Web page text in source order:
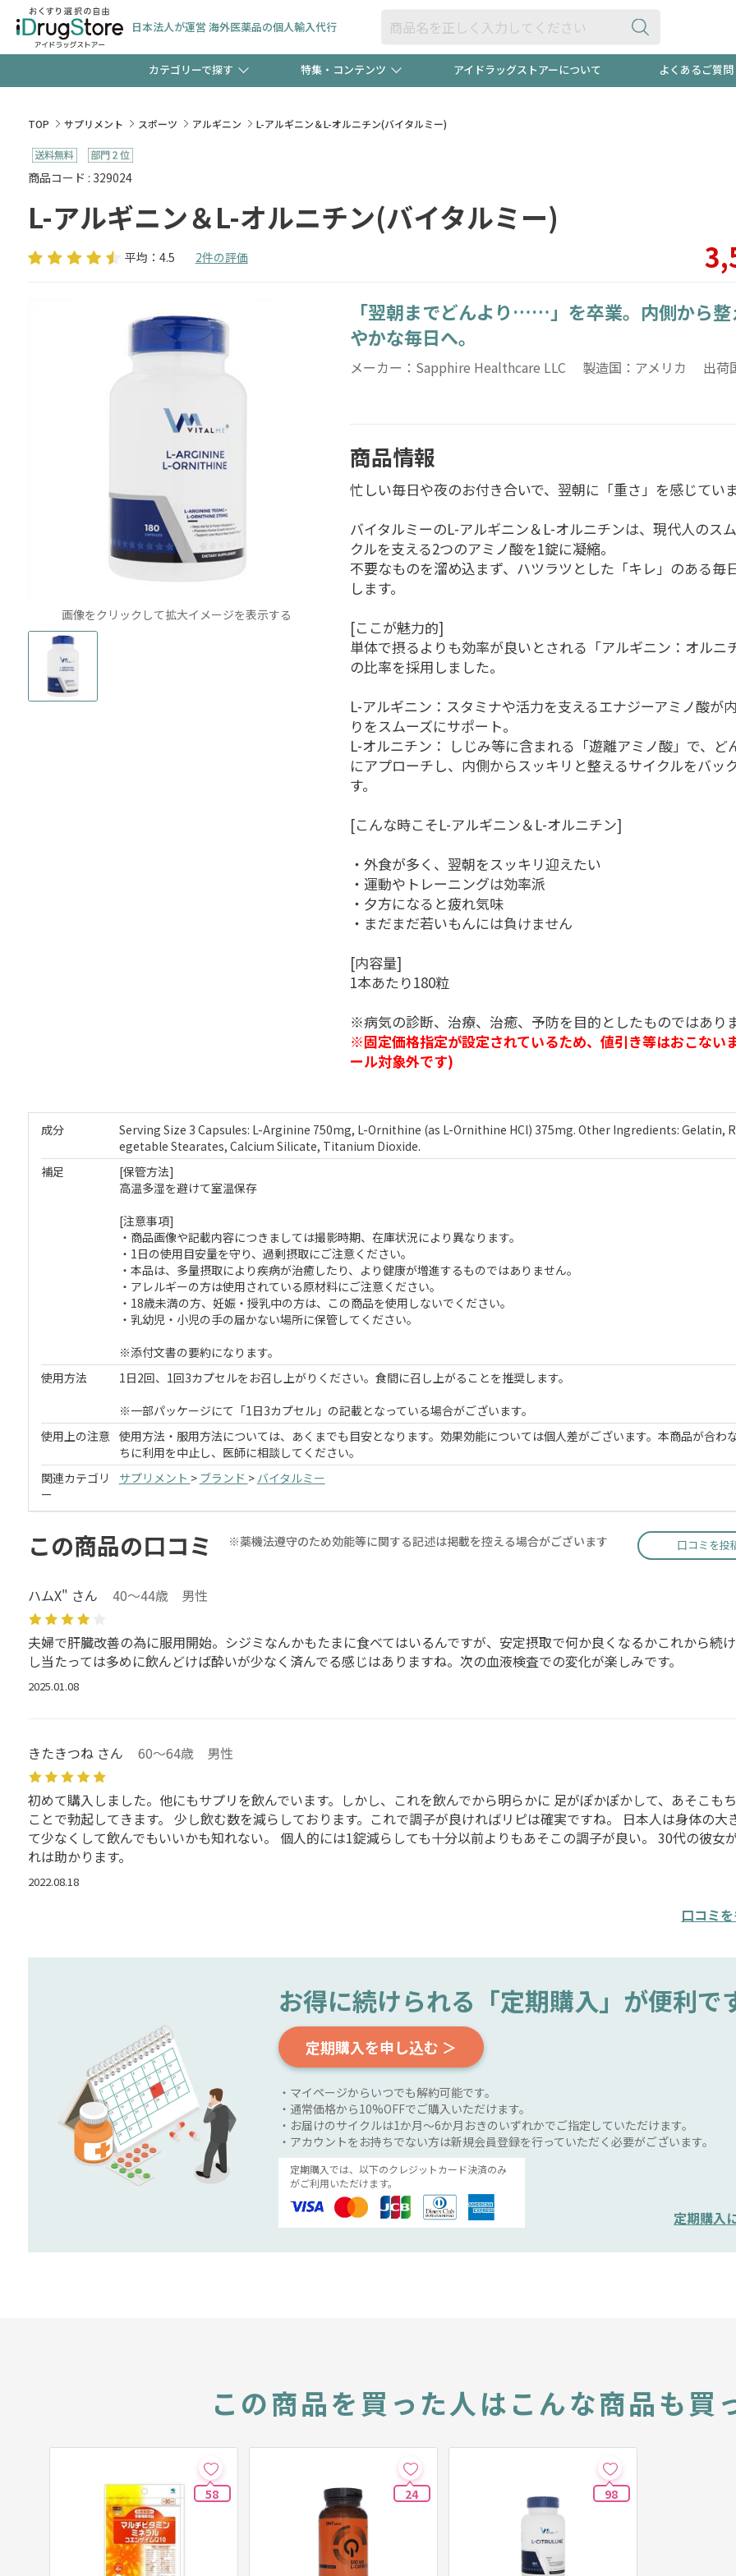
日本法人が運営 海外医薬品の個人輸入代行
カテゴリーで探す
検査キット ペット用品 オトナ向け
特集・コンテンツ
【早割】お得なクーポン"3種類"出現中！今月のスト
極冷メ
新規登録で！今すぐ使えるクーポンプレゼント中！！ 当店ス
友だち大募集！限定クーポンも不定期配信 今売れ
アイドラッグストアーについて よくあるご質問
TOP サプリメント スポーツ アルギニン L-アルギニン＆L-オルニチン(バイタルミー)
商品コード : 329024
L-アルギニン＆L-オルニチン(バイタルミー)
平均：4.5 2件の評価
画像をクリックして拡大イメージを表示する
「翌朝までどんより……」を卒業。内側から整
やかな毎日へ。
メーカー：Sapphire Healthcare LLC 製造国：アメリカ 出荷
商品情報
忙しい毎日や夜のお付き合いで、翌朝に「重さ」を感じてい
バイタルミーのL-アルギニン＆L-オルニチンは、現代人のス
クルを支える2つのアミノ酸を1錠に凝縮。
不要なものを溜め込まず、ハツラツとした「キレ」のある毎
します。
[ここが魅力的]
単体で摂るよりも効率が良いとされる「アルギニン：オルニ
の比率を採用しました。
L-アルギニン：スタミナや活力を支えるエナジーアミノ酸が
りをスムーズにサポート。
L-オルニチン： しじみ等に含まれる「遊離アミノ酸」で、ど
にアプローチし、内側からスッキリと整えるサイクルをバッ
す。
[こんな時こそL-アルギニン＆L-オルニチン]
・外食が多く、翌朝をスッキリ迎えたい
・運動やトレーニングは効率派
・夕方になると疲れ気味
・まだまだ若いもんには負けません
[内容量]
1本あたり180粒
※病気の診断、治療、治癒、予防を目的としたものではありま
※固定価格指定が設定されているため、値引き等はおこない
ール対象外です)
成分
Serving Size 3 Capsules: L-Arginine 750mg, L-Ornithine (as L-Ornithine HCl) 375mg. Other Ingredients: Gelatin,
egetable Stearates, Calcium Silicate, Titanium Dioxide.
補足
[保管方法]
高温多湿を避けて室温保存
[注意事項]
・商品画像や記載内容につきましては撮影時期、在庫状況により異なります。
・1日の使用目安量を守り、過剰摂取にご注意ください。
・本品は、多量摂取により疾病が治癒したり、より健康が増進するものではありません。
・アレルギーの方は使用されている原材料にご注意ください。
・18歳未満の方、妊娠・授乳中の方は、この商品を使用しないでください。
・乳幼児・小児の手の届かない場所に保管してください。
※添付文書の要約になります。
使用方法
1日2回、1回3カプセルをお召し上がりください。食間に召し上がることを推奨します。
※一部パッケージにて「1日3カプセル」の記載となっている場合がございます。
使用上の注意 使用方法・服用方法については、あくまでも目安となります。効果効能については個人差がございます。本商品が合わ
ちに利用を中止し、医師に相談してください。
関連カテゴリ
ー
サプリメント > ブランド > バイタルミー
この商品の口コミ ※薬機法遵守のため効能等に関する記述は掲載を控える場合がございます 口コミを投
ハムX" さん 40～44歳 男性
夫婦で肝臓改善の為に服用開始。シジミなんかもたまに食べてはいるんですが、安定摂取で何か良くなるかこれから続
し当たっては多めに飲んどけば酔いが少なく済んでる感じはありますね。次の血液検査での変化が楽しみです。
2025.01.08
きたきつね さん 60～64歳 男性
初めて購入しました。他にもサプリを飲んでいます。しかし、これを飲んでから明らかに 足がぽかぽかして、あそこも
ことで勃起してきます。 少し飲む数を減らしております。これで調子が良ければリピは確実ですね。 日本人は身体の大
て少なくして飲んでもいいかも知れない。 個人的には1錠減らしても十分以前よりもあそこの調子が良い。 30代の彼女
れは助かります。
2022.08.18
口コミ
お得に続けられる 「定期購入」が便利で
定期購入を申し込む ＞
・マイページからいつでも解約可能です。
・通常価格から10%OFFでご購入いただけます。
・お届けのサイクルは1か月～6か月おきのいずれかでご指定していただけます。
・アカウントをお持ちでない方は新規会員登録を行っていただく必要がございます。
定期購入では、以下のクレジットカード決済のみ
がご利用いただけます。
定期購入
この商品を買った人はこんな商品も買
58 24 98